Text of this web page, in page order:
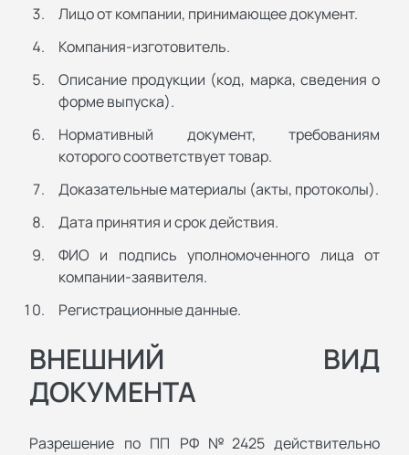
Лицо от компании, принимающее документ.
Компания-изготовитель.
Описание продукции (код, марка, сведения о
форме выпуска).
Нормативный документ, требованиям
которого соответствует товар.
Доказательные материалы (акты, протоколы).
Дата принятия и срок действия.
ФИО и подпись уполномоченного лица от
компании-заявителя.
Регистрационные данные.
ВНЕШНИЙ ВИД
ДОКУМЕНТА
Разрешение по ПП РФ №2425 действительно